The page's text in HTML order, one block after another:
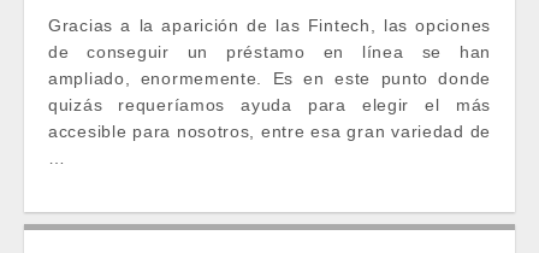
Gracias a la aparición de las Fintech, las opciones
de conseguir un préstamo en línea se han
ampliado, enormemente. Es en este punto donde
quizás requeríamos ayuda para elegir el más
accesible para nosotros, entre esa gran variedad de